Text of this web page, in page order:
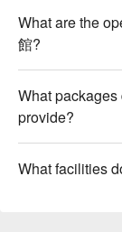
What are the
館?
What
provide?
What facilities